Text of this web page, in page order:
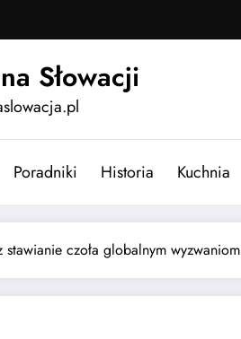
Słowacji
Poradniki Historia Kuchnia
czoła globalnym wyzwaniom